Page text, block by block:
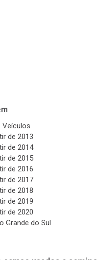
Veículos
de 2013
de 2014
de 2015
de 2016
de 2017
de 2018
de 2019
de 2020
Grande do Sul